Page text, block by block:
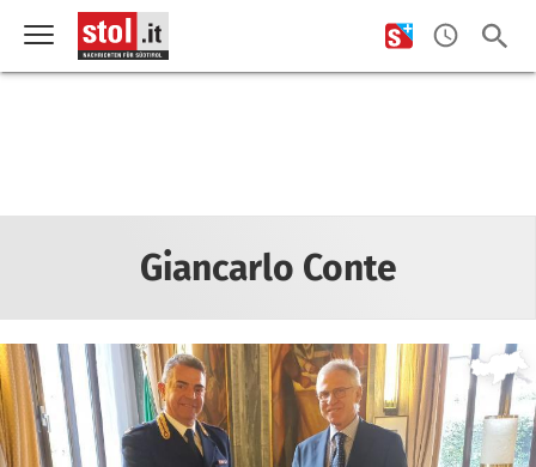
Giancarlo Conte